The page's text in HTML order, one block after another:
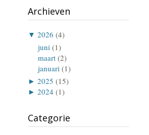
Archieven
▼ 2026 (4)
juni (1)
maart (2)
januari (1)
► 2025 (15)
► 2024 (1)
Categorie